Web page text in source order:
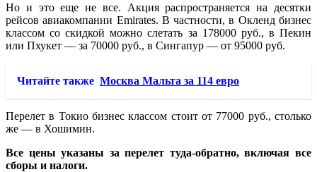
Но и это еще не все. Акция распространяется на десятки
рейсов авиакомпании Emirates. В частности, в Окленд бизнес
классом со скидкой можно слетать за 178000 руб., в Пекин
или Пхукет — за 70000 руб., в Сингапур — от 95000 руб.
Читайте также Москва Мальта за 114 евро
Перелет в Токио бизнес классом стоит от 77000 руб., столько
же — в Хошимин.
Все цены указаны за перелет туда-обратно, включая все
сборы и налоги.